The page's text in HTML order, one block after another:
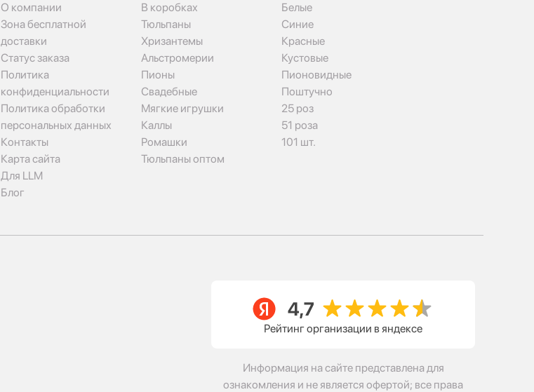
О компании
Зона бесплатной
доставки
Статус заказа
Политика
конфиденциальности
Политика обработки
персональных данных
Контакты
Карта сайта
Для LLM
Блог
В коробках
Тюльпаны
Хризантемы
Альстромерии
Пионы
Свадебные
Мягкие игрушки
Каллы
Ромашки
Тюльпаны оптом
Белые
Синие
Красные
Кустовые
Пионовидные
Поштучно
25 роз
51 роза
101 шт.
Рейтинг организации в яндексе
Информация на сайте представлена для
ознакомления и не является офертой; все права